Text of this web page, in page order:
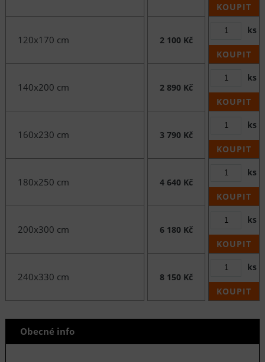
KOUPIT
120x170 cm 2 100 Kč
ks
KOUPIT
140x200 cm 2 890 Kč
ks
KOUPIT
160x230 cm 3 790 Kč
ks
KOUPIT
180x250 cm 4 640 Kč
ks
KOUPIT
200x300 cm 6 180 Kč
ks
KOUPIT
240x330 cm 8 150 Kč
ks
KOUPIT
Obecné info